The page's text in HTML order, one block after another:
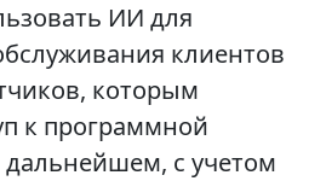
ИИ для
клиентов
которым
к программной
с учетом